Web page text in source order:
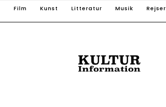
Film Kunst Litteratur Musik Rejser